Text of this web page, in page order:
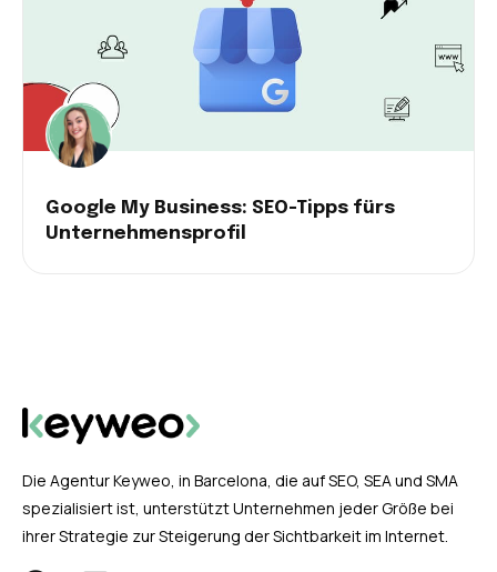
Google My Business: SEO-Tipps fürs
Unternehmensprofil
Die Agentur Keyweo, in Barcelona, die auf SEO, SEA und SMA
spezialisiert ist, unterstützt Unternehmen jeder Größe bei
ihrer Strategie zur Steigerung der Sichtbarkeit im Internet.